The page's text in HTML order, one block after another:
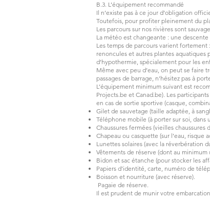
B.3. L’équipement recommandé
Il n’existe pas à ce jour d’obligation
Toutefois, pour profiter pleinement du
Les parcours sur nos rivières sont
La météo est changeante : une
Les temps de parcours varient fortement
renoncules et autres plantes aquatiques
d’hypothermie, spécialement pour les
Même avec peu d’eau, on peut se faire
passages de barrage, n’hésitez pas à
L’équipement minimum suivant est
Projects.be et Canad.be). Les
en cas de sortie sportive (casque,
Gilet de sauvetage (taille adaptée, à
Téléphone mobile (à porter sur soi, dans
Chaussures fermées (vieilles
Chapeau ou casquette (sur l’eau, risque
Lunettes solaires (avec la réverbération
Vêtements de réserve (dont au
Bidon et sac étanche (pour stocker les
Papiers d’identité, carte, numéro de
Boisson et nourriture (avec réserve).
Pagaie de réserve.
Il est prudent de munir votre